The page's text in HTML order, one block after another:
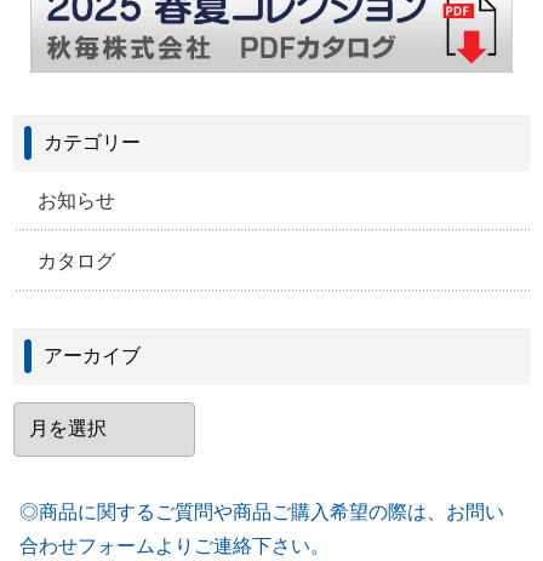
カテゴリー
お知らせ
カタログ
アーカイブ
カ
◎商品に関するご質問や商品ご購入希望の際は、お問い
合わせフォームよりご連絡下さい。